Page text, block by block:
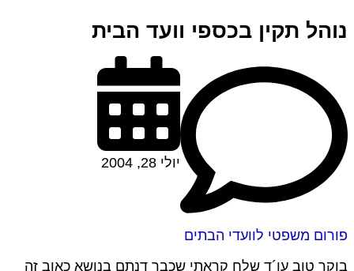
נוהל תקין בכספי וועד הבית
פורום משפטי לוועדי הבתים
יולי 28, 2004
בוקר טוב עו´ד שלח קראתי שכבר דנתם בנושא כאוב זה